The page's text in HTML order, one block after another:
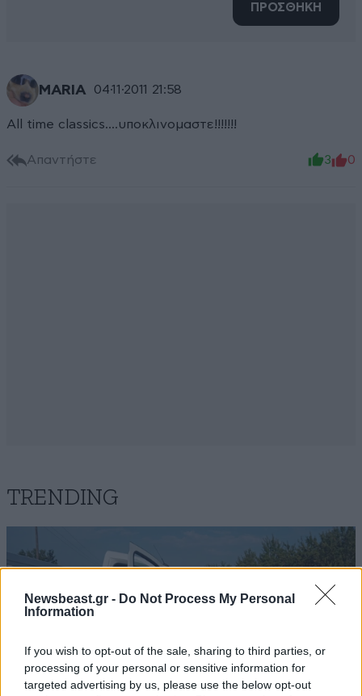
Newsbeast.gr - Do Not Process My Personal
Information
If you wish to opt-out of the sale, sharing to third parties, or
processing of your personal or sensitive information for
targeted advertising by us, please use the below opt-out
ΠΡΟΣΘΗΚΗ
MARIA 04·11·2011 21:58
All time classics....υποκλινομαστε!!!!!!!
Απαντήστε 3 0
TRENDING